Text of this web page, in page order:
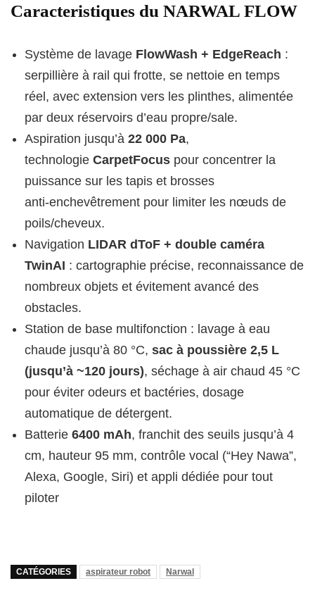
​Caracteristiques du NARWAL FLOW
Système de lavage FlowWash + EdgeReach :
serpillière à rail qui frotte, se nettoie en temps
réel, avec extension vers les plinthes, alimentée
par deux réservoirs d’eau propre/sale.
Aspiration jusqu’à 22 000 Pa,
technologie CarpetFocus pour concentrer la
puissance sur les tapis et brosses
anti‑enchevêtrement pour limiter les nœuds de
poils/cheveux.
Navigation LIDAR dToF + double caméra
TwinAI : cartographie précise, reconnaissance de
nombreux objets et évitement avancé des
obstacles.
Station de base multifonction : lavage à eau
chaude jusqu’à 80 °C, sac à poussière 2,5 L
(jusqu’à ~120 jours), séchage à air chaud 45 °C
pour éviter odeurs et bactéries, dosage
automatique de détergent.
Batterie 6400 mAh, franchit des seuils jusqu’à 4
cm, hauteur 95 mm, contrôle vocal (“Hey Nawa”,
Alexa, Google, Siri) et appli dédiée pour tout
piloter
CATÉGORIES aspirateur robot Narwal